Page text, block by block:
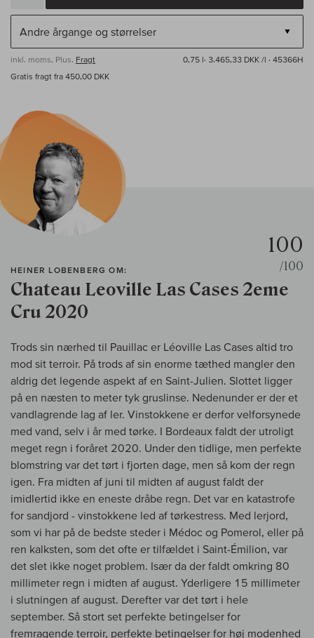
inkl. moms, Plus. Fragt 0,75 l· 3.465,33 DKK /l · 45366H
Gratis fragt fra 450,00 DKK
HEINER LOBENBERG OM:
Chateau Leoville Las Cases 2eme
Cru 2020
100
/100
Trods sin nærhed til Pauillac er Léoville Las Cases altid tro
mod sit terroir. På trods af sin enorme tæthed mangler den
aldrig det legende aspekt af en Saint-Julien. Slottet ligger
på en næsten to meter tyk gruslinse. Nedenunder er der et
vandlagrende lag af ler. Vinstokkene er derfor velforsynede
med vand, selv i år med tørke. I Bordeaux faldt der utroligt
meget regn i foråret 2020. Under den tidlige, men perfekte
blomstring var det tørt i fjorten dage, men så kom der regn
igen. Fra midten af juni til midten af august faldt der
imidlertid ikke en eneste dråbe regn. Det var en katastrofe
for sandjord - vinstokkene led af tørkestress. Med lerjord,
som vi har på de bedste steder i Médoc og Pomerol, eller på
ren kalksten, som det ofte er tilfældet i Saint-Émilion, var
det slet ikke noget problem. Især da der faldt omkring 80
millimeter regn i midten af august. Yderligere 15 millimeter
i slutningen af august. Derefter var det tørt i hele
september. Så stort set perfekte betingelser for
fremragende terroir, perfekte betingelser for høj modenhed